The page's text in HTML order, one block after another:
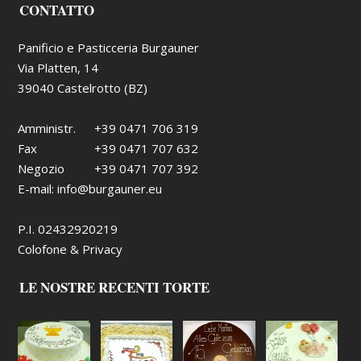
CONTATTO
Panificio e Pasticceria Burgauner
Via Platten, 14
39040 Castelrotto (BZ)
Amministr.
+39 0471 706 319
Fax
+39 0471 707 632
Negozio
+39 0471 707 392
E-mail:info@burgauner.eu
P.I. 02432920219
Colofone & Privacy
LE NOSTRE RECENTI TORTE